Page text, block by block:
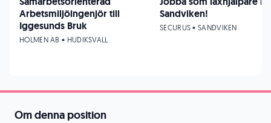
Om denna position
Arbetsmiljöingenjör till
Iggesunds Bruk
HOLMEN AB • HUDIKSVALL
Sandviken!
SECURUS • SANDVIKEN